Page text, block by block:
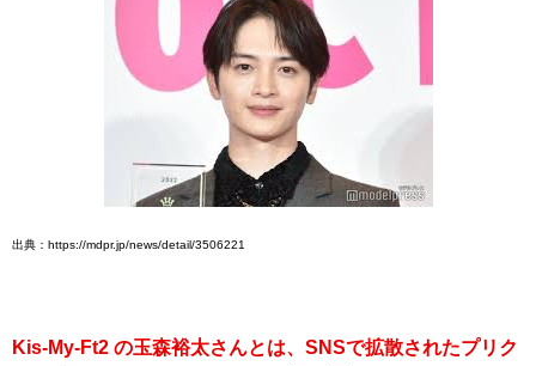
出典：https://mdpr.jp/news/detail/3506221
Kis-My-Ft2 の玉森裕太さんとは、SNSで拡散されたプリク